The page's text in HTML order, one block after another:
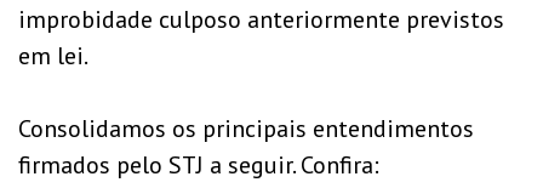
improbidade culposo anteriormente previstos
em lei.
Consolidamos os principais entendimentos
firmados pelo STJ a seguir. Confira: